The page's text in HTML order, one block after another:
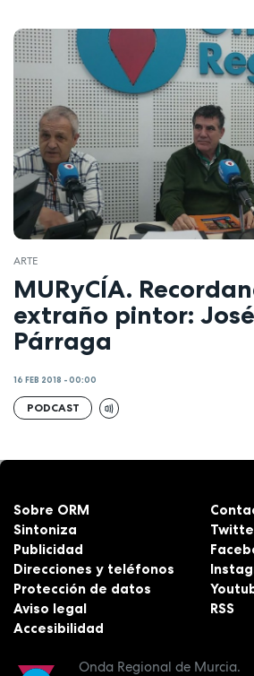
ARTE
MURyCÍA.
extraño pintor:
Párraga
16 FEB 2018 - 00:00
PODCAST
Onda Regional de Murcia.
Sobre ORM
Sintoniza
Publicidad
Direcciones y teléfonos
Protección de datos
Aviso legal
Accesibilidad
RSS